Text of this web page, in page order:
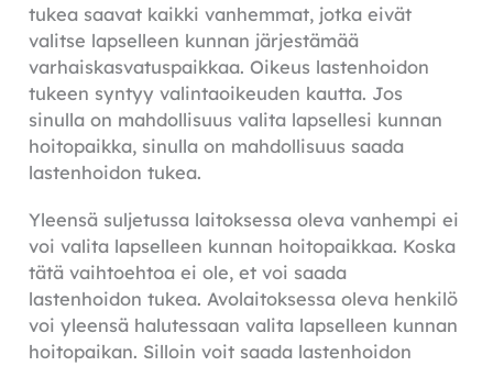
tukea saavat kaikki vanhemmat, jotka eivät
valitse lapselleen kunnan järjestämää
varhaiskasvatuspaikkaa. Oikeus lastenhoidon
tukeen syntyy valintaoikeuden kautta. Jos
sinulla on mahdollisuus valita lapsellesi kunnan
hoitopaikka, sinulla on mahdollisuus saada
lastenhoidon tukea.
Yleensä suljetussa laitoksessa oleva vanhempi ei
voi valita lapselleen kunnan hoitopaikkaa. Koska
tätä vaihtoehtoa ei ole, et voi saada
lastenhoidon tukea. Avolaitoksessa oleva henkilö
voi yleensä halutessaan valita lapselleen kunnan
hoitopaikan. Silloin voit saada lastenhoidon